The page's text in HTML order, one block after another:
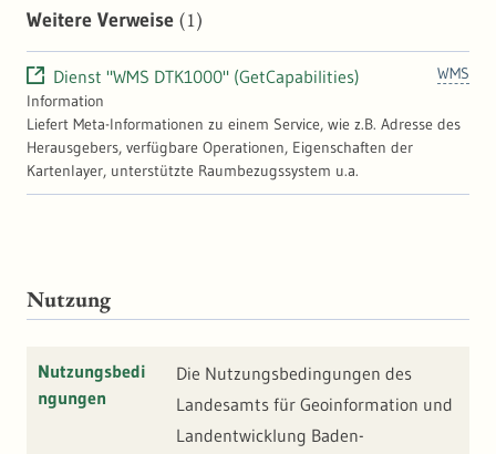
Weitere Verweise (1)
WMS
Dienst "WMS DTK1000" (GetCapabilities)
Information
Liefert Meta-Informationen zu einem Service, wie z.B. Adresse des
Herausgebers, verfügbare Operationen, Eigenschaften der
Kartenlayer, unterstützte Raumbezugssystem u.a.
Nutzung
Nutzungsbedi
ngungen
Die Nutzungsbedingungen des
Landesamts für Geoinformation und
Landentwicklung Baden-